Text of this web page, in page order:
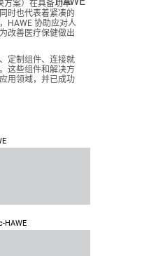
方案）在具备功率
时也代表着紧凑的
HAWE 协助应对人
改善医疗保健做出
定制组件、连接就
这些组件和解决方
用领域，并已成功